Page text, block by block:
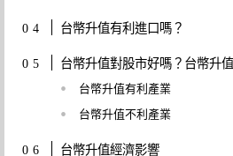
台幣升值有利進口嗎？
台幣升值對股市好嗎？台幣升
台幣升值有利產業
台幣升值不利產業
台幣升值經濟影響